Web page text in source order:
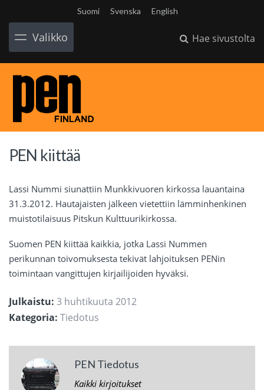
Suomi Svenska English
Valikko Hae sivustolta
PEN kiittää
Lassi Nummi siunattiin Munkkivuoren kirkossa lauantaina
31.3.2012. Hautajaisten jälkeen vietettiin lämminhenkinen
muistotilaisuus Pitskun Kulttuurikirkossa.
Suomen PEN kiittää kaikkia, jotka Lassi Nummen
perikunnan toivomuksesta tekivät lahjoituksen PENin
toimintaan vangittujen kirjailijoiden hyväksi.
Julkaistu: 3 huhtikuuta 2012
Kategoria: Tiedotus
PEN Tiedotus
Kaikki kirjoitukset